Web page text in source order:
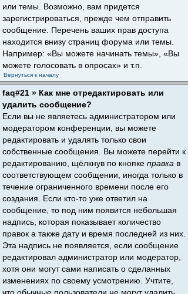
или темы. Возможно, вам придется
зарегистрироваться, прежде чем отправить
сообщение. Перечень ваших прав доступа
находится внизу страниц форума или темы.
Например: «Вы можете начинать темы», «Вы
можете голосовать в опросах» и т.п.
Вернуться к началу
faq#21 » Как мне отредактировать или
удалить сообщение?
Если вы не являетесь администратором или
модератором конференции, вы можете
редактировать и удалять только свои
собственные сообщения. Вы можете перейти к
редактированию, щёлкнув по кнопке правка в
соответствующем сообщении, иногда только в
течение ограниченного времени после его
создания. Если кто-то уже ответил на
сообщение, то под ним появится небольшая
надпись, которая показывает количество
правок а также дату и время последней из них.
Эта надпись не появляется, если сообщение
редактировал администратор или модератор,
хотя они могут сами написать о сделанных
изменениях по своему усмотрению. Учтите,